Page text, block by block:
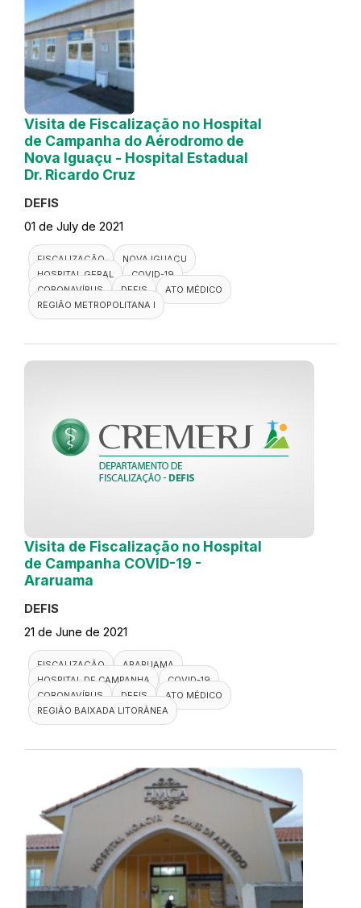
Visita de Fiscalização no Hospital
de Campanha do Aérodromo de
Nova Iguaçu - Hospital Estadual
Dr. Ricardo Cruz
DEFIS
01 de July de 2021
FISCALIZAÇÃO
NOVA IGUAÇU
HOSPITAL GERAL
COVID-19
CORONAVÍRUS
DEFIS
ATO MÉDICO
REGIÃO METROPOLITANA I
Visita de Fiscalização no Hospital
de Campanha COVID-19 -
Araruama
DEFIS
21 de June de 2021
FISCALIZAÇÃO
ARARUAMA
HOSPITAL DE CAMPANHA
COVID-19
CORONAVÍRUS
DEFIS
ATO MÉDICO
REGIÃO BAIXADA LITORÂNEA